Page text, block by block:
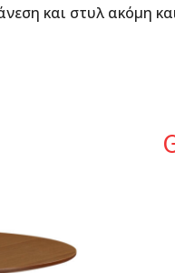
και στυλ ακόμη